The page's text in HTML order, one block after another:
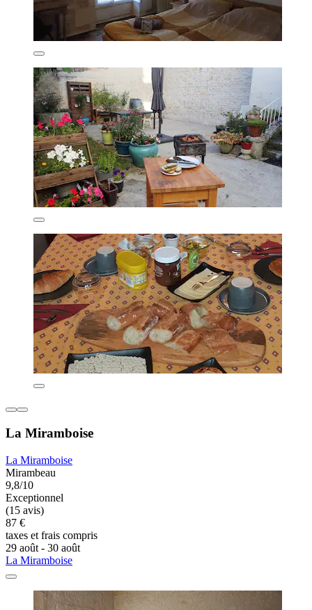
La Miramboise
La Miramboise
Mirambeau
9,8/10
Exceptionnel
(15 avis)
87 €
taxes et frais compris
29 août - 30 août
La Miramboise